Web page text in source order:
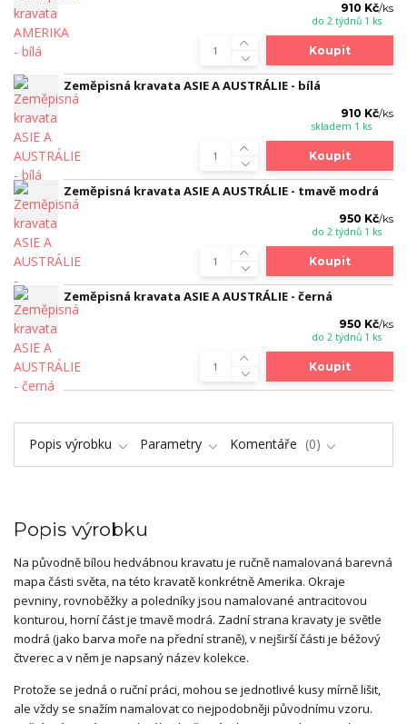
910 Kč/ks
do 2 týdnů 1 ks
Koupit
Zeměpisná kravata ASIE A AUSTRÁLIE - bílá
910 Kč/ks
skladem 1 ks
Koupit
Zeměpisná kravata ASIE A AUSTRÁLIE - tmavě modrá
950 Kč/ks
do 2 týdnů 1 ks
Koupit
Zeměpisná kravata ASIE A AUSTRÁLIE - černá
950 Kč/ks
do 2 týdnů 1 ks
Koupit
Popis výrobku Parametry Komentáře 0
Popis výrobku
Na původně bílou hedvábnou kravatu je ručně namalovaná barevná
mapa části světa, na této kravatě konkrétně Amerika. Okraje
pevniny, rovnoběžky a poledníky jsou namalované antracitovou
konturou, horní část je tmavě modrá. Zadní strana kravaty je světle
modrá (jako barva moře na přední straně), v nejširší části je béžový
čtverec a v něm je napsaný název kolekce.
Protože se jedná o ruční práci, mohou se jednotlivé kusy mírně lišit,
ale vždy se snažím namalovat co nejpodobněji původnímu vzoru.